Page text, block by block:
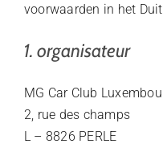
voorwaarden in het
1. organisateur
MG Car Club
2, rue des champs
L – 8826 PERLE